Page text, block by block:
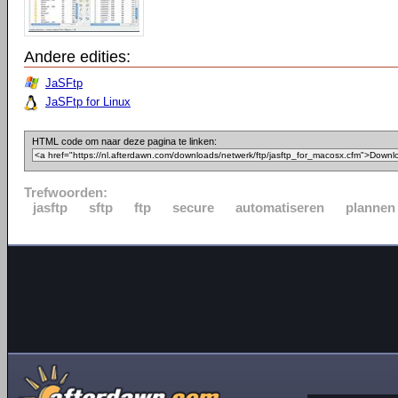
Andere edities:
JaSFtp
JaSFtp for Linux
HTML code om naar deze pagina te linken:
Trefwoorden:
jasftp
sftp ftp secure automatiseren plannen